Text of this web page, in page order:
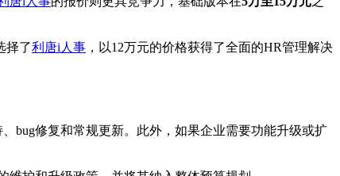
择了利唐i人事 ，以12万元的价格获得了全面的HR管理解决
、bug修复和常规更新。此外，如果企业需要功能升级或扩